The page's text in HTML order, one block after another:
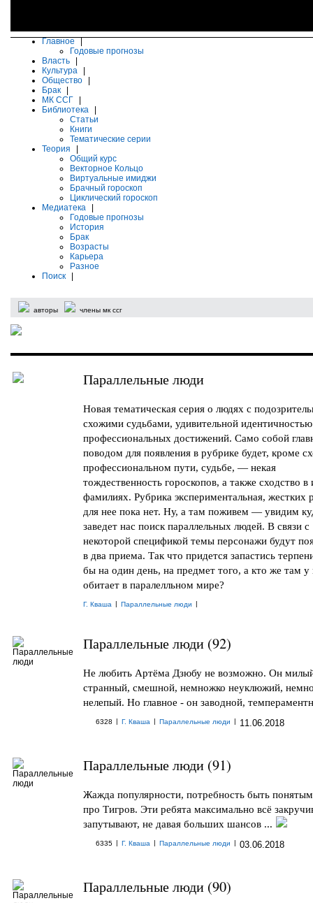
Главное
Годовые прогнозы
Власть
Культура
Общество
Брак
МК ССГ
Библиотека
Статьи
Книги
Тематические серии
Теория
Общий курс
Векторное Кольцо
Виртуальные имиджи
Брачный гороскоп
Циклический гороскоп
Медиатека
Годовые прогнозы
История
Брак
Возрасты
Карьера
Разное
Поиск
авторы члены мк ссг
Параллельные люди
Новая тематическая серия о людях с
схожими судьбами, удивительной идентичностью
профессиональных достижений. Само собой
поводом для появления в рубрике будет, кроме
профессиональном пути, судьбе, — некая
тождественность гороскопов, а также сходство
фамилиях. Рубрика экспериментальная, жестких
для нее пока нет. Ну, а там поживем — увидим
заведет нас поиск параллельных людей. В связи с
некоторой спецификой темы персонажи будут
в два приема. Так что придется запастись
бы на один день, на предмет того, а кто же там у
обитает в паралелльном мире?
Г. Кваша | Параллельные люди |
Параллельные люди (92)
Не любить Артёма Дзюбу не возможно. Он
странный, смешной, немножко неуклюжий,
нелепый. Но главное - он заводной,
6328 | Г. Кваша | Параллельные люди | 11.06.2018
Параллельные люди (91)
Жажда популярности, потребность быть
про Тигров. Эти ребята максимально всё
запутывают, не давая больших шансов ...
6335 | Г. Кваша | Параллельные люди | 03.06.2018
Параллельные люди (90)